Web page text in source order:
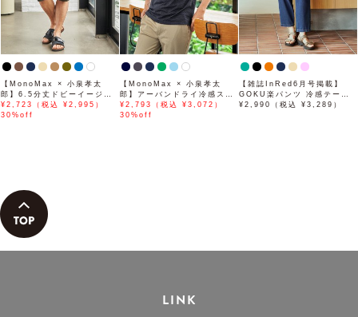
【MonoMax × 小泉孝太
郎】6.5分丈ドビーイージー
ハーフパンツ「小泉孝太郎さ
ん着用モデル」
¥2,723（税込 ¥2,995）
30%off
【MonoMax × 小泉孝太
郎】アーバンドライ冷感スイ
スボタンダウンポロシャツ
「小泉孝太郎さん着用モデ
¥2,793（税込 ¥3,072）
30%off
【雑誌InRed6月号掲載】
GOKU楽パンツ 冷感テーパ
ード【接触冷感】
¥2,990（税込 ¥3,289）
LINK